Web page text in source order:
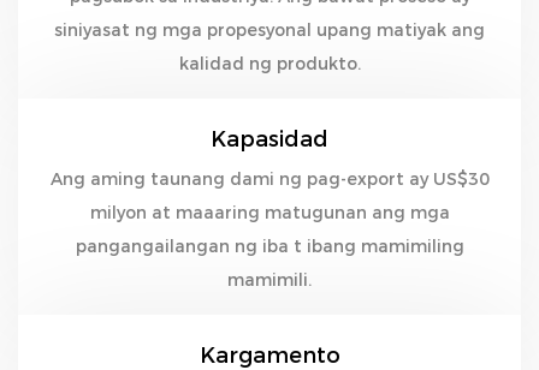
siniyasat ng mga propesyonal upang matiyak ang
kalidad ng produkto.
Kapasidad
Ang aming taunang dami ng pag-export ay US$30
milyon at maaaring matugunan ang mga
pangangailangan ng iba t ibang mamimiling
mamimili.
Kargamento